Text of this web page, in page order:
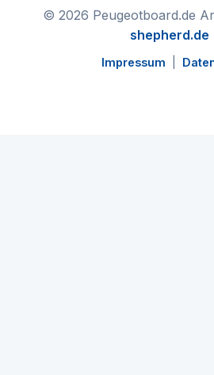
© 2026 Peugeotboard.de
shepherd.de
Impressum